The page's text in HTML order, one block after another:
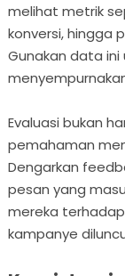
melihat metrik
konversi, hingga
Gunakan data
Evaluasi bukan
pemahaman
Dengarkan
pesan yang
mereka
kampanye